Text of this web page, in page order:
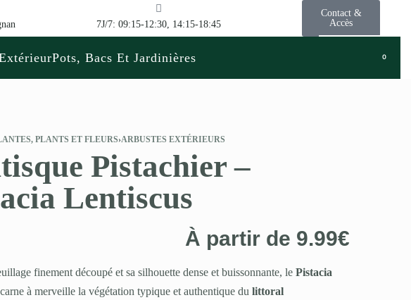
7J/7: 09:15-12:30, 14:15-18:45
Contact &
Accès
Pots, Bacs Et Jardinières 0
PLANTS ET FLEURS›ARBUSTES EXTÉRIEURS
Pistachier –
Lentiscus
À partir de 9.99€
finement découpé et sa silhouette dense et buissonnante, le Pistacia
à merveille la végétation typique et authentique du littoral